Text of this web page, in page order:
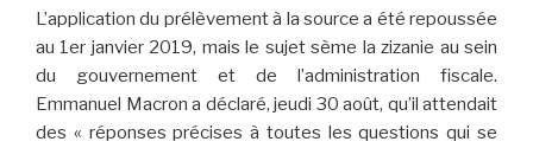
L’application du prélèvement à la source a été repoussée
au 1er janvier 2019, mais le sujet sème la zizanie au sein
du gouvernement et de l’administration fiscale.
Emmanuel Macron a déclaré, jeudi 30 août, qu’il attendait
des « réponses précises à toutes les questions qui se